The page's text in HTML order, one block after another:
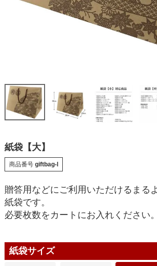
紙袋【大】
商品番号 giftbag-l
贈答用などにご利用いただけるまる
紙袋です。
必要枚数をカートにお入れください。
紙袋サイズ